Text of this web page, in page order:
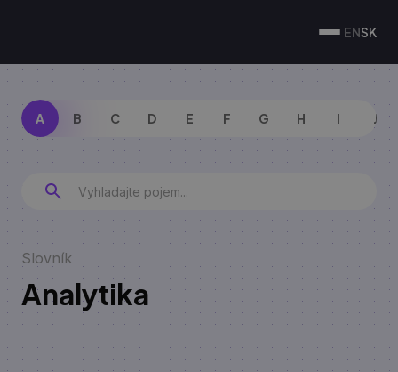
ENSK
A B C D E F G H I J
Slovník
Analytika